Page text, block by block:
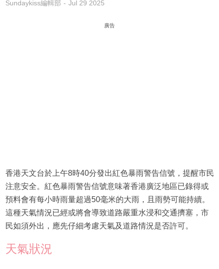
Sundaykiss編輯部 Jul 29 2025
廣告
香港天文台於上午8時40分發出紅色暴雨警告信號，提醒市民
注意安全。紅色暴雨警告信號意味著香港廣泛地區已錄得或
預料會有每小時雨量超過50毫米的大雨，且雨勢可能持續。
這種天氣情況已經或將會導致道路嚴重水浸和交通擠塞，市
民如須外出，應先仔細考慮天氣及道路情況是否許可。
天氣狀況